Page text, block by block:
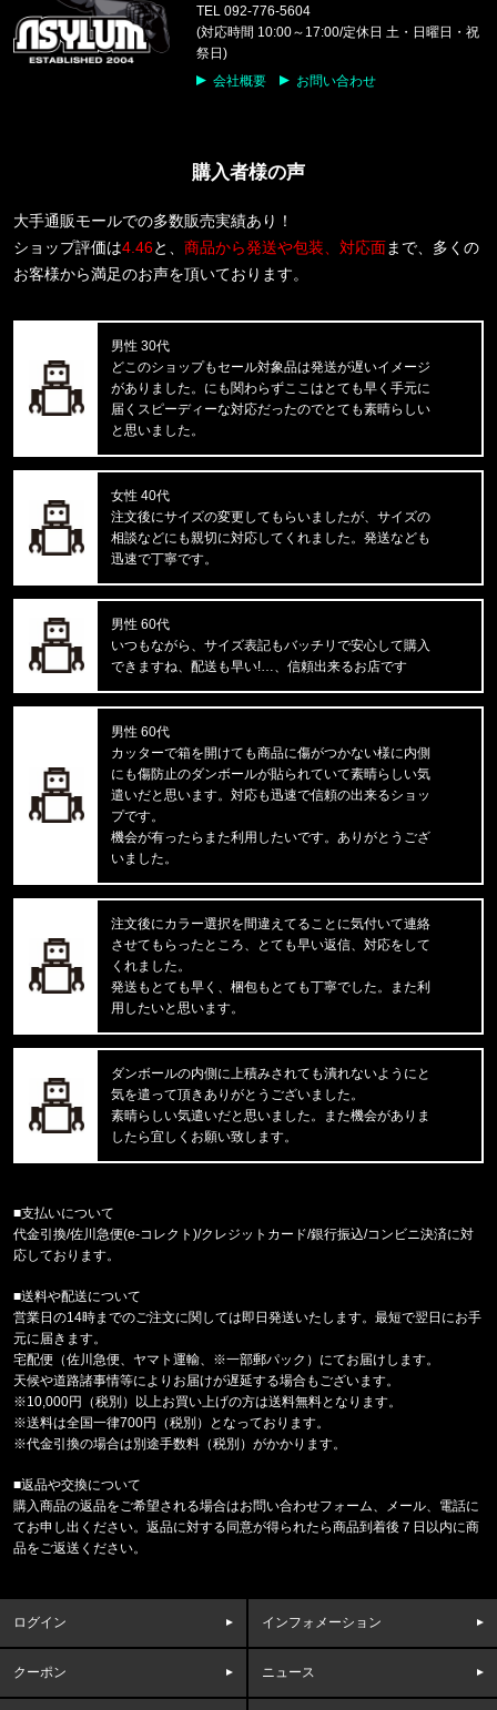
TEL 092-776-5604
(対応時間 10:00～17:00/定休日 土・日曜日・祝
祭日)
会社概要
お問い合わせ
福岡県のお客様ご注文ありがとうございます。
CALVIN KLEIN/カルバンクライン
COTTON STRETCH 5PK TRUNK
CALVIN KLEIN/カルバンクライン
COTTON STRETCH 3PK TRUNK
福岡県のお客様ご注文ありがとうございます。
CALVIN KLEIN/カルバンクライン
INTENSE POWER 3PK TRUNK 3
Carhartt WIP/カーハートダブルアイピー
C LOGO PHONE RING I033370
DOUBLE KNEE PANT I032699
東京都のお客様ご注文ありがとうございます。
reversal/リバーサル
BIG MARK LONG RASH GUARD
東京都のお客様ご注文ありがとうございます。
mnml/ミニマル
X214 STRETCH DENIM1487266
東京都のお客様ご注文ありがとうございます。
湘南爆走族×rvddw EGUCHI AND YO
東京都のお客様ご注文ありがとうございます。
47 Brand/フォーティーセブンブランド
'47 MVP ヤンキース ドジャース
東京都のお客様ご注文ありがとうございます。
mnml/ミニマル
CARGO DRAWCORD PANTS CAMO
東京都のお客様ご注文ありがとうございます。
CARHARTT/カーハート
東京都のお客様ご注文ありがとうございます。
福岡県のお客様ご注文ありがとうございます。
サーモンパスキャップ PU5771 //15656
福岡県のお客様ご注文ありがとうございます。
CALVIN KLEIN/カルバンクライン
福岡県のお客様ご注文ありがとうございます。
COLUMBIA/コロンビア
フリーザーゼロII アームスリーブ CU1100
47 Brand/フォーティーセブンブランド
'47 クリーンナップ キャップ ヤンキ
購入者様の声
大手通販モールでの多数販売実績あり！
ショップ評価は4.46と、 商品から発送や包装、対応面まで、多くの
お客様から満足のお声を頂いております。
男性 30代
どこのショップもセール対象品は発送が遅いイメージ
がありました。にも関わらずここはとても早く手元に
届くスピーディーな対応だったのでとても素晴らしい
と思いました。
女性 40代
注文後にサイズの変更してもらいましたが、サイズの
相談などにも親切に対応してくれました。発送なども
迅速で丁寧です。
男性 60代
いつもながら、サイズ表記もバッチリで安心して購入
できますね、配送も早い!…、信頼出来るお店です
男性 60代
カッターで箱を開けても商品に傷がつかない様に内側
にも傷防止のダンボールが貼られていて素晴らしい気
遣いだと思います。対応も迅速で信頼の出来るショッ
プです。
機会が有ったらまた利用したいです。ありがとうござ
いました。
注文後にカラー選択を間違えてることに気付いて連絡
させてもらったところ、とても早い返信、対応をして
くれました。
発送もとても早く、梱包もとても丁寧でした。また利
用したいと思います。
ダンボールの内側に上積みされても潰れないようにと
気を遣って頂きありがとうございました。
素晴らしい気遣いだと思いました。また機会がありま
したら宜しくお願い致します。
■支払いについて
代金引換/佐川急便(e-コレクト)/クレジットカード/銀行振込/コンビニ決済に対
応しております。
■送料や配送について
営業日の14時までのご注文に関しては即日発送いたします。最短で翌日にお手
元に届きます。
宅配便（佐川急便、ヤマト運輸、※一部郵パック）にてお届けします。
天候や道路諸事情等によりお届けが遅延する場合もございます。
※10,000円（税別）以上お買い上げの方は送料無料となります。
※送料は全国一律700円（税別）となっております。
※代金引換の場合は別途手数料（税別）がかかります。
■返品や交換について
購入商品の返品をご希望される場合はお問い合わせフォーム、メール、電話に
てお申し出ください。返品に対する同意が得られたら商品到着後７日以内に商
品をご返送ください。
ログイン インフォメーション
クーポン ニュース